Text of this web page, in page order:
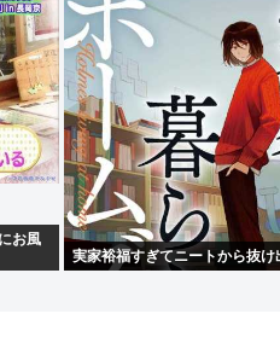
お風
実家裕福すぎてニートから抜け